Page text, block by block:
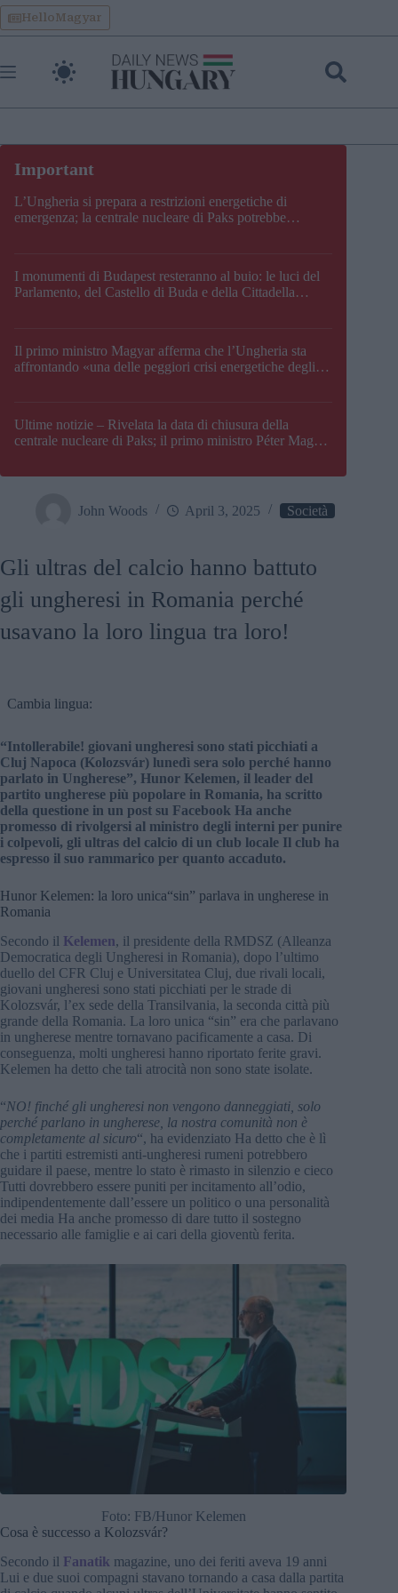
Skip
to
content
HelloMagyar
L’Ungheria si prepara a restrizioni energetiche di
emergenza; la centrale nucleare di Paks potrebbe
I monumenti di Budapest resteranno al buio: le luci del
Parlamento, del Castello di Buda e della Cittadella
Il primo ministro Magyar afferma che l’Ungheria sta
affrontando «una delle peggiori crisi energetiche degli
Ultime notizie – Rivelata la data di chiusura della
centrale nucleare di Paks; il primo ministro Péter Magyar
John Woods April 3, 2025 Società
Gli ultras del calcio hanno battuto
gli ungheresi in Romania perché
usavano la loro lingua tra loro!
Cambia lingua:
“Intollerabile! giovani ungheresi sono stati picchiati a
Cluj Napoca (Kolozsvár) lunedì sera solo perché hanno
parlato in Ungherese”, Hunor Kelemen, il leader del
partito ungherese più popolare in Romania, ha scritto
della questione in un post su Facebook Ha anche
promesso di rivolgersi al ministro degli interni per punire
i colpevoli, gli ultras del calcio di un club locale Il club ha
espresso il suo rammarico per quanto accaduto.
Hunor Kelemen: la loro unica“sin” parlava in ungherese in
Romania
Secondo il Kelemen, il presidente della RMDSZ (Alleanza
Democratica degli Ungheresi in Romania), dopo l’ultimo
duello del CFR Cluj e Universitatea Cluj, due rivali locali,
giovani ungheresi sono stati picchiati per le strade di
Kolozsvár, l’ex sede della Transilvania, la seconda città più
grande della Romania. La loro unica “sin” era che parlavano
in ungherese mentre tornavano pacificamente a casa. Di
conseguenza, molti ungheresi hanno riportato ferite gravi.
Kelemen ha detto che tali atrocità non sono state isolate.
“NO! finché gli ungheresi non vengono danneggiati, solo
perché parlano in ungherese, la nostra comunità non è
completamente al sicuro“, ha evidenziato Ha detto che è lì
che i partiti estremisti anti-ungheresi rumeni potrebbero
guidare il paese, mentre lo stato è rimasto in silenzio e cieco
Tutti dovrebbero essere puniti per incitamento all’odio,
indipendentemente dall’essere un politico o una personalità
dei media Ha anche promesso di dare tutto il sostegno
necessario alle famiglie e ai cari della gioventù ferita.
Foto: FB/Hunor Kelemen
Cosa è successo a Kolozsvár?
Secondo il Fanatik magazine, uno dei feriti aveva 19 anni
Lui e due suoi compagni stavano tornando a casa dalla partita